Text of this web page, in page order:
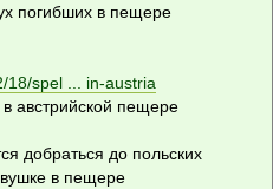
погибших в пещере
18/spel ... in-austria
австрийской пещере
добраться до польских
в пещере